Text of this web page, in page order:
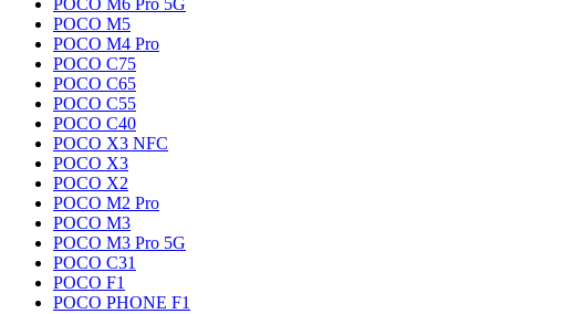
POCO M6 Pro 5G
POCO M5
POCO M4 Pro
POCO C75
POCO C65
POCO C55
POCO C40
POCO X3 NFC
POCO X3
POCO X2
POCO M2 Pro
POCO M3
POCO M3 Pro 5G
POCO C31
POCO F1
POCO PHONE F1